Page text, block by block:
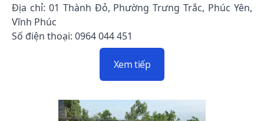
Địa chỉ: 01 Thành Đỏ, Phường Trưng Trắc, Phúc Yên,
Vĩnh Phúc
Số điện thoại: 0964 044 451
Xem tiếp